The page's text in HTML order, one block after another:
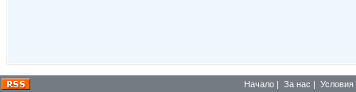
Начало | За нас | Условия